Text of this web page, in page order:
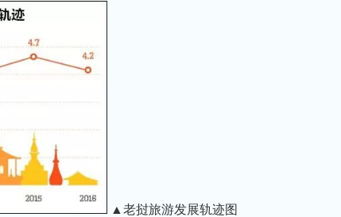
▲老挝旅游发展轨迹图